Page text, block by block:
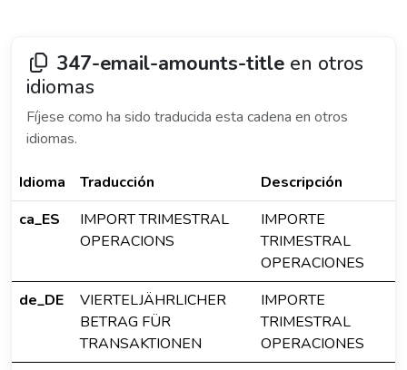
347-email-amounts-title en otros
idiomas
Fíjese como ha sido traducida esta cadena en otros
idiomas.
Idioma Traducción
Descripción
ca_ES
IMPORT TRIMESTRAL
OPERACIONS
IMPORTE
TRIMESTRAL
OPERACIONES
de_DE
VIERTELJÄHRLICHER
BETRAG FÜR
TRANSAKTIONEN
IMPORTE
TRIMESTRAL
OPERACIONES